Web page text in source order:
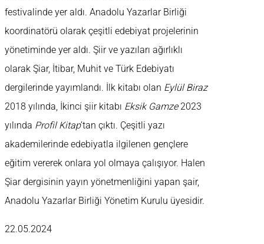
festivalinde yer aldı. Anadolu Yazarlar Birliği
koordinatörü olarak çeşitli edebiyat projelerinin
yönetiminde yer aldı. Şiir ve yazıları ağırlıklı
olarak Şiar, İtibar, Muhit ve Türk Edebiyatı
dergilerinde yayımlandı. İlk kitabı olan Eylül Biraz
2018 yılında, İkinci şiir kitabı Eksik Gamze2023
yılında Profil Kitap’tan çıktı. Çeşitli yazı
akademilerinde edebiyatla ilgilenen gençlere
eğitim vererek onlara yol olmaya çalışıyor. Halen
Şiar dergisinin yayın yönetmenliğini yapan şair,
Anadolu Yazarlar Birliği Yönetim Kurulu üyesidir.
22.05.2024